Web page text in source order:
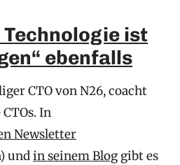
ist
ebenfalls
CTO von N26, coacht
In
Newsletter
undin seinem Blog gibt es